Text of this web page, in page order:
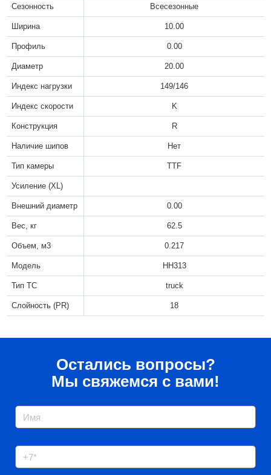
Сезонность Всесезонные
Ширина 10.00
Профиль 0.00
Диаметр 20.00
Индекс нагрузки 149/146
Индекс скорости K
Конструкция R
Наличие шипов Нет
Тип камеры TTF
Усиление (XL)
Внешний диаметр 0.00
Вес, кг 62.5
Объем, м3 0.217
Модель HH313
Тип ТС truck
Слойность (PR) 18
Остались вопросы?
Мы свяжемся с вами!